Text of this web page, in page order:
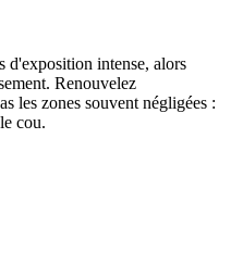
d'exposition intense, alors
Renouvelez
les zones souvent négligées :
cou.